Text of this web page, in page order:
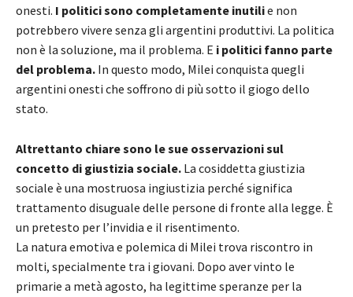
onesti. I politici sono completamente inutilie non
potrebbero vivere senza gli argentini produttivi. La politica
non è la soluzione, ma il problema. E i politici fanno parte
del problema. In questo modo, Milei conquista quegli
argentini onesti che soffrono di più sotto il giogo dello
stato.
Altrettanto chiare sono le sue osservazioni sul
concetto di giustizia sociale. La cosiddetta giustizia
sociale è una mostruosa ingiustizia perché significa
trattamento disuguale delle persone di fronte alla legge. È
un pretesto per l’invidia e il risentimento.
La natura emotiva e polemica di Milei trova riscontro in
molti, specialmente tra i giovani. Dopo aver vinto le
primarie a metà agosto, ha legittime speranze per la